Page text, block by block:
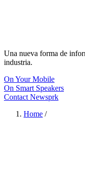
Una nueva forma de
industria.
On Your Mobile
On Smart Speakers
Contact Newsprk
Home /